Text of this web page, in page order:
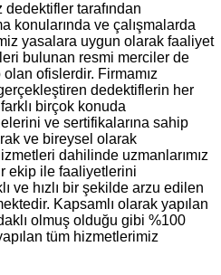
tarafından
konularında ve çalışmalarda
yasalara uygun olarak faaliyet
bulunan resmi merciler de
olan ofislerdir. Firmamız
dedektiflerin her
birçok konuda
ve sertifikalarına sahip
ve bireysel olarak
dahilinde uzmanlarımız
ekip ile faaliyetlerini
ve hızlı bir şekilde arzu edilen
Kapsamlı olarak yapılan
olmuş olduğu gibi %100
tüm hizmetlerimiz